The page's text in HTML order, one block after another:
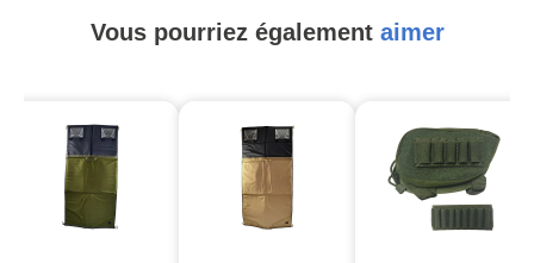
Vous pourriez également aimer